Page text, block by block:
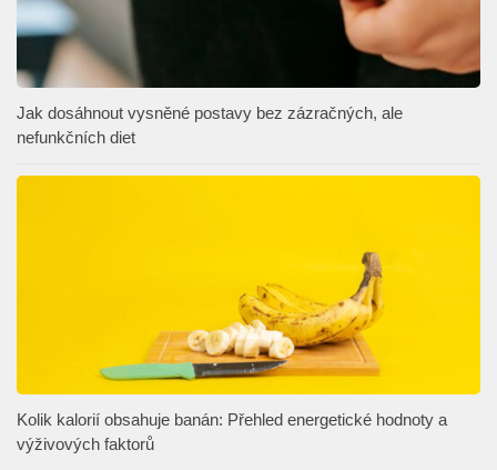
Jak dosáhnout vysněné postavy bez zázračných, ale
nefunkčních diet
Kolik kalorií obsahuje banán: Přehled energetické hodnoty a
výživových faktorů